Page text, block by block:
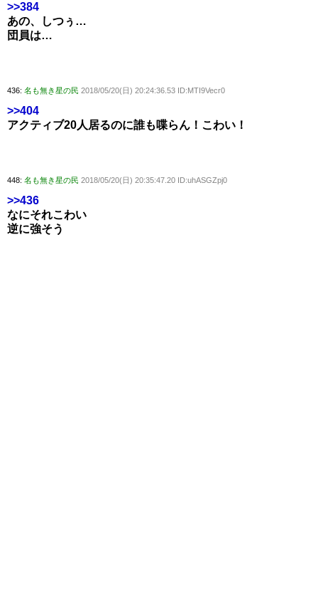
>>384
あの、しつぅ…
団員は…
436: 名も無き星の民 2018/05/20(日) 20:24:36.53 ID:MTI9Vecr0
>>404
アクティブ20人居るのに誰も喋らん！こわい！
448: 名も無き星の民 2018/05/20(日) 20:35:47.20 ID:uhASGZpj0
>>436
なにそれこわい
逆に強そう